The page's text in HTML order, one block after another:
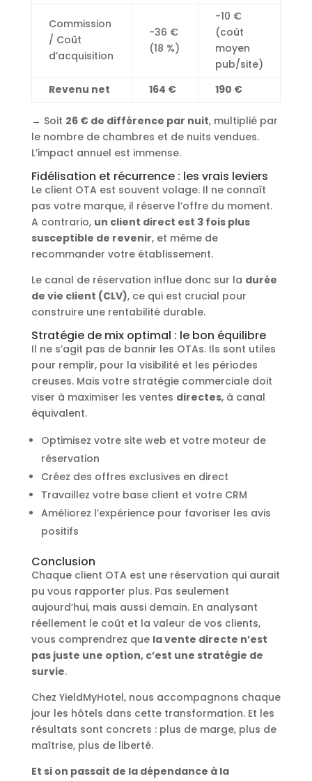
Commission
/ Coût
d’acquisition
-36 €
(18 %)
-10 €
(coût
moyen
pub/site)
Revenu net
164 € 190 €
→ Soit 26 € de différence par nuit, multiplié par
le nombre de chambres et de nuits vendues.
L’impact annuel est immense.
Fidélisation et récurrence : les vrais leviers
Le client OTA est souvent volage. Il ne connaît
pas votre marque, il réserve l’offre du moment.
A contrario, un client direct est 3 fois plus
susceptible de revenir, et même de
recommander votre établissement.
Le canal de réservation influe donc sur la durée
de vie client (CLV), ce qui est crucial pour
construire une rentabilité durable.
Stratégie de mix optimal : le bon équilibre
Il ne s’agit pas de bannir les OTAs. Ils sont utiles
pour remplir, pour la visibilité et les périodes
creuses. Mais votre stratégie commerciale doit
viser à maximiser les ventes directes, à canal
équivalent.
Optimisez votre site web et votre moteur de
réservation
Créez des offres exclusives en direct
Travaillez votre base client et votre CRM
Améliorez l’expérience pour favoriser les avis
positifs
Conclusion
Chaque client OTA est une réservation qui aurait
pu vous rapporter plus. Pas seulement
aujourd’hui, mais aussi demain. En analysant
réellement le coût et la valeur de vos clients,
vous comprendrez que la vente directe n’est
pas juste une option, c’est une stratégie de
survie.
Chez YieldMyHotel, nous accompagnons chaque
jour les hôtels dans cette transformation. Et les
résultats sont concrets : plus de marge, plus de
maîtrise, plus de liberté.
Et si on passait de la dépendance à la